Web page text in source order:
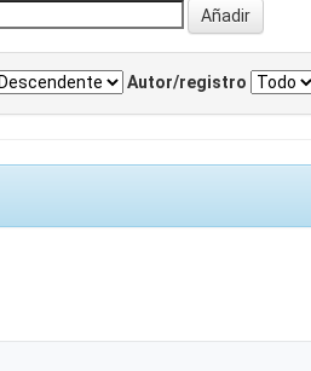
Autor/registro